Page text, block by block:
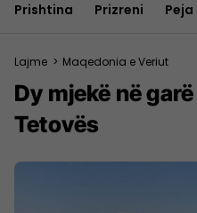
Prishtina Prizreni Peja
Lajme > Maqedonia e Veriut
Dy mjekë në
Tetovës